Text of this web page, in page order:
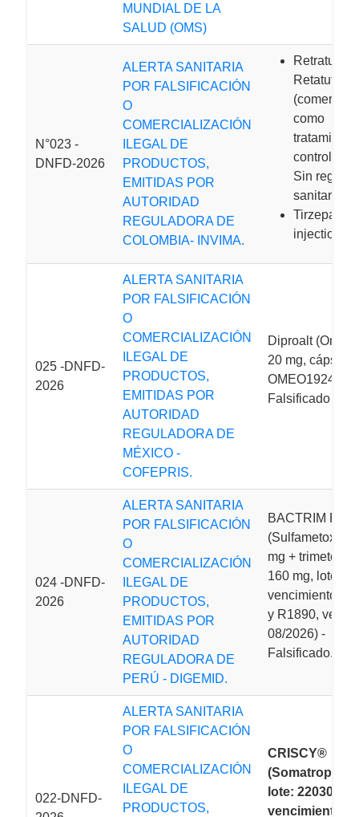
MUNDIAL DE LA
SALUD (OMS)
N°023 -
DNFD-2026
ALERTA SANITARIA
POR FALSIFICACIÓN
O
COMERCIALIZACIÓN
ILEGAL DE
PRODUCTOS,
EMITIDAS POR
AUTORIDAD
REGULADORA DE
COLOMBIA- INVIMA.
Retratutida
Retatutride
como
control de
Sin registro
sanitario.
Tirzepatide
injection 10
025 -DNFD-
2026
ALERTA SANITARIA
POR FALSIFICACIÓN
O
COMERCIALIZACIÓN
ILEGAL DE
PRODUCTOS,
EMITIDAS POR
AUTORIDAD
REGULADORA DE
MÉXICO -
COFEPRIS.
Diproalt
20 mg,
OMEO1924) –
Falsificado
024 -DNFD-
2026
ALERTA SANITARIA
POR FALSIFICACIÓN
O
COMERCIALIZACIÓN
ILEGAL DE
PRODUCTOS,
EMITIDAS POR
AUTORIDAD
REGULADORA DE
PERÚ - DIGEMID.
BACTRIM F®
mg +
160 mg, lotes
vencimiento
y R1890,
08/2026) -
Falsificado.
022-DNFD-
ALERTA SANITARIA
POR FALSIFICACIÓN
O
COMERCIALIZACIÓN
ILEGAL DE
PRODUCTOS,
CRISCY®
(Somatropina
lote: 22030133,
vencimiento: